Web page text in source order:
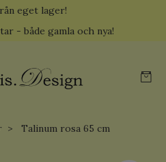
eget lager!
- både gamla och nya!
Talinum rosa 65 cm